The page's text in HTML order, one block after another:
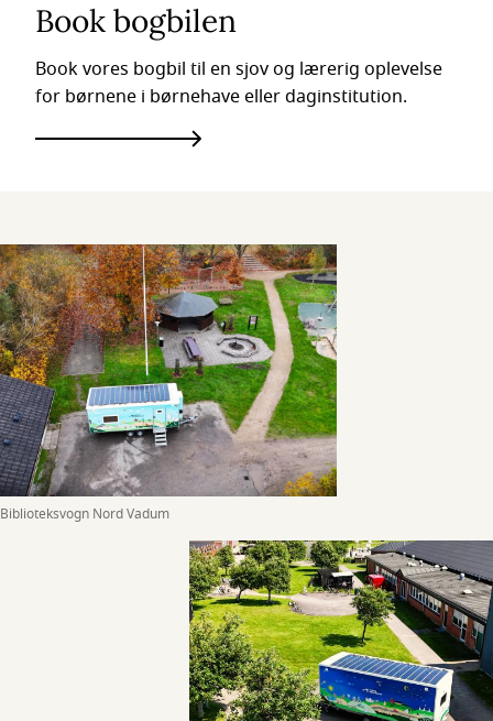
Book bogbilen
Book vores bogbil til en sjov og lærerig oplevelse
for børnene i børnehave eller daginstitution.
Biblioteksvogn Nord Vadum